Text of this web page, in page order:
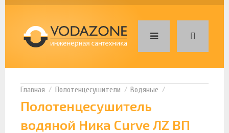
Полотенцесушители Водяные
Полотенцесушитель
водяной Ника Curve ЛZ ВП